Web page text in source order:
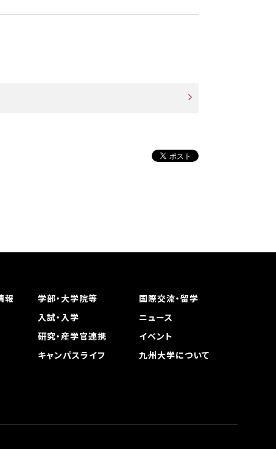
報 学部・大学院等
国際交流・留学
入試・入学
ニュース
研究・産学官連携
イベント
キャンパスライフ 九州大学について